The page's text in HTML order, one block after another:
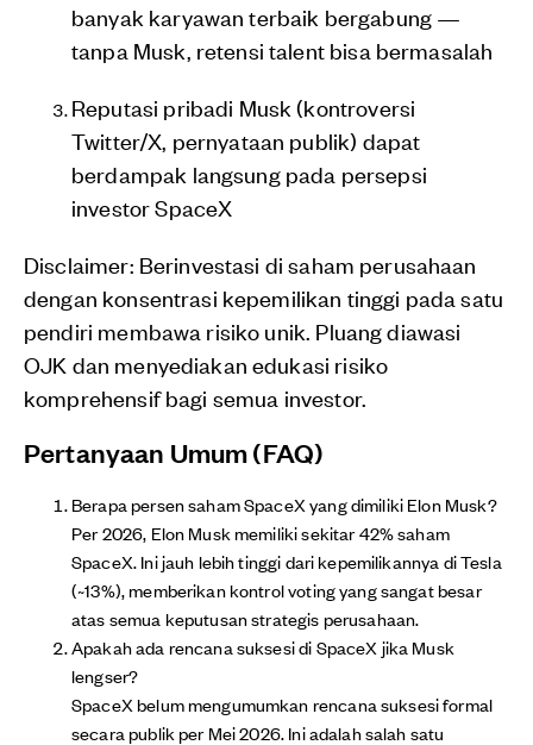
banyak karyawan terbaik bergabung —
tanpa Musk, retensi talent bisa bermasalah
Reputasi pribadi Musk (kontroversi
Twitter/X, pernyataan publik) dapat
berdampak langsung pada persepsi
investor SpaceX
Disclaimer: Berinvestasi di saham perusahaan
dengan konsentrasi kepemilikan tinggi pada satu
pendiri membawa risiko unik. Pluang diawasi
OJK dan menyediakan edukasi risiko
komprehensif bagi semua investor.
Pertanyaan Umum (FAQ)
Berapa persen saham SpaceX yang dimiliki Elon Musk?
Per 2026, Elon Musk memiliki sekitar 42% saham
SpaceX. Ini jauh lebih tinggi dari kepemilikannya di Tesla
(~13%), memberikan kontrol voting yang sangat besar
atas semua keputusan strategis perusahaan.
Apakah ada rencana suksesi di SpaceX jika Musk
lengser?
SpaceX belum mengumumkan rencana suksesi formal
secara publik per Mei 2026. Ini adalah salah satu